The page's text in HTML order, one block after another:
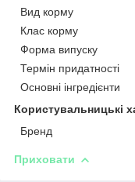
Вид корму
Клас корму
Форма випуску
Термін придатності
Основні інгредієнти
Користувальницькі
Бренд
Приховати